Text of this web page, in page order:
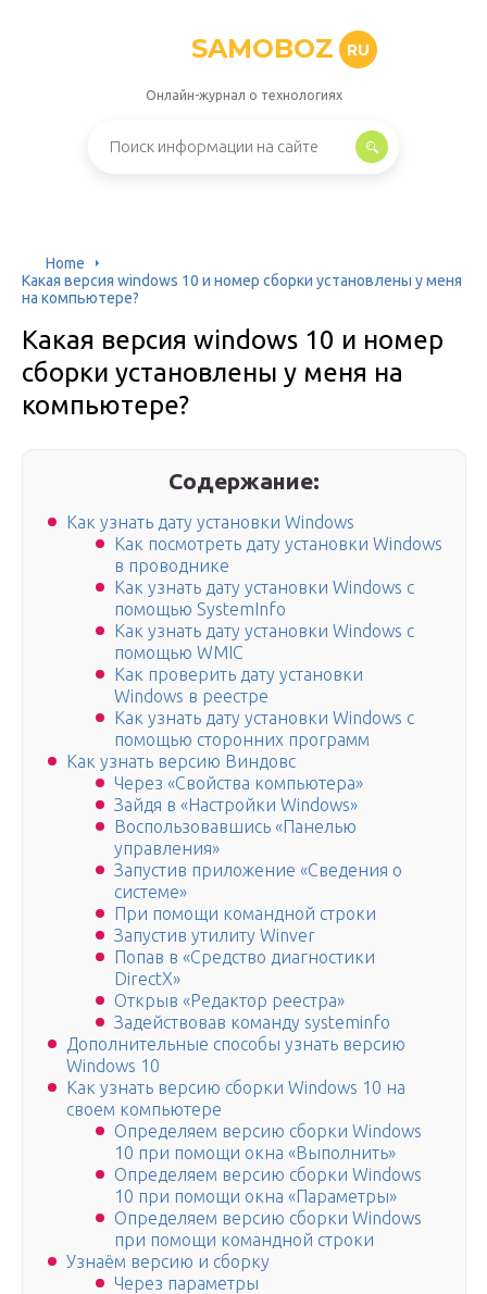
SAMOBOZ RU
Онлайн-журнал о технологиях
Home
Какая версия windows 10 и номер сборки установлены у меня
на компьютере?
Какая версия windows 10 и номер
сборки установлены у меня на
компьютере?
Содержание:
Как узнать дату установки Windows
Как посмотреть дату установки Windows
в проводнике
Как узнать дату установки Windows с
помощью SystemInfo
Как узнать дату установки Windows с
помощью WMIC
Как проверить дату установки
Windows в реестре
Как узнать дату установки Windows с
помощью сторонних программ
Как узнать версию Виндовс
Через «Свойства компьютера»
Зайдя в «Настройки Windows»
Воспользовавшись «Панелью
управления»
Запустив приложение «Сведения о
системе»
При помощи командной строки
Запустив утилиту Winver
Попав в «Средство диагностики
DirectX»
Открыв «Редактор реестра»
Задействовав команду systeminfo
Дополнительные способы узнать версию
Windows 10
Как узнать версию сборки Windows 10 на
своем компьютере
Определяем версию сборки Windows
10 при помощи окна «Выполнить»
Определяем версию сборки Windows
10 при помощи окна «Параметры»
Определяем версию сборки Windows
при помощи командной строки
Узнаём версию и сборку
Через параметры